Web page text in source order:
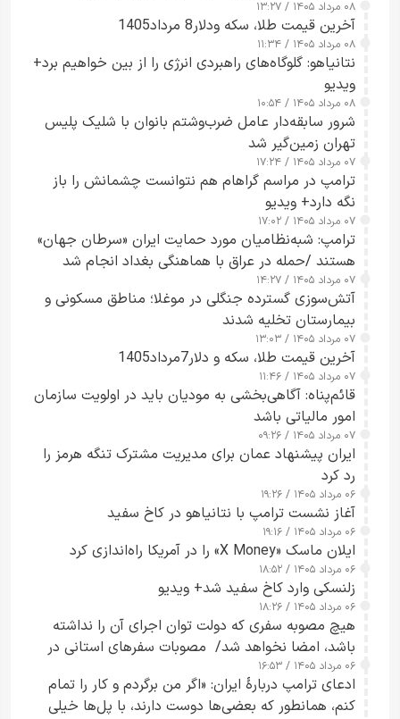
۰۸ مرداد ۱۴۰۵ / ۱۳:۲۷
آخرین قیمت طلا، سکه ودلار8 مرداد1405
۰۸ مرداد ۱۴۰۵ / ۱۱:۳۴
نتانیاهو: گلوگاه‌های راهبردی انرژی را از بین خواهیم برد+
ویدیو
۰۸ مرداد ۱۴۰۵ / ۱۰:۵۴
شرور سابقه‌دار عامل ضرب‌وشتم بانوان با شلیک پلیس
تهران زمین‌گیر شد
۰۷ مرداد ۱۴۰۵ / ۱۷:۲۴
ترامپ در مراسم گراهام هم نتوانست چشمانش را باز
نگه دارد+ ویدیو
۰۷ مرداد ۱۴۰۵ / ۱۷:۰۲
ترامپ: شبه‌نظامیان مورد حمایت ایران «سرطان جهان»
هستند /حمله در عراق با هماهنگی بغداد انجام شد
۰۷ مرداد ۱۴۰۵ / ۱۴:۲۷
آتش‌سوزی گسترده جنگلی در موغلا؛ مناطق مسکونی و
بیمارستان تخلیه شدند
۰۷ مرداد ۱۴۰۵ / ۱۳:۰۳
آخرین قیمت طلا، سکه و دلار7مرداد1405
۰۷ مرداد ۱۴۰۵ / ۱۱:۴۶
قائم‌پناه: آگاهی‌بخشی به مودیان باید در اولویت سازمان
امور مالیاتی باشد
۰۷ مرداد ۱۴۰۵ / ۰۹:۲۶
ایران پیشنهاد عمان برای مدیریت مشترک تنگه هرمز را
رد کرد
۰۶ مرداد ۱۴۰۵ / ۱۹:۲۶
آغاز نشست ترامپ با نتانیاهو در کاخ سفید
۰۶ مرداد ۱۴۰۵ / ۱۹:۱۶
ایلان ماسک «X Money» را در آمریکا راه‌اندازی کرد
۰۶ مرداد ۱۴۰۵ / ۱۸:۵۲
زلنسکی وارد کاخ سفید شد+ ویدیو
۰۶ مرداد ۱۴۰۵ / ۱۸:۲۶
هیچ مصوبه سفری که دولت توان اجرای آن را نداشته
باشد، امضا نخواهد شد/ مصوبات سفرهای استانی در
چارچوب قانون بودجه است+ عکس
۰۶ مرداد ۱۴۰۵ / ۱۶:۵۳
ادعای ترامپ دربارهٔ ایران: «اگر من برگردم و کار را تمام
کنم، همانطور که بعضی‌ها دوست دارند، با پل‌ها خیلی